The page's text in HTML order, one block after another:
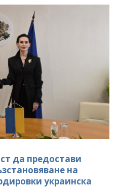
да предостави
на
украинска